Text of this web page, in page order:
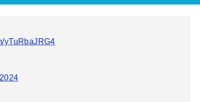
yTuRbaJRG4